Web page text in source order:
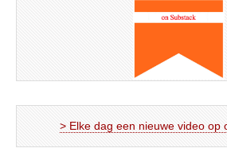
> Elke dag een nieuwe video op